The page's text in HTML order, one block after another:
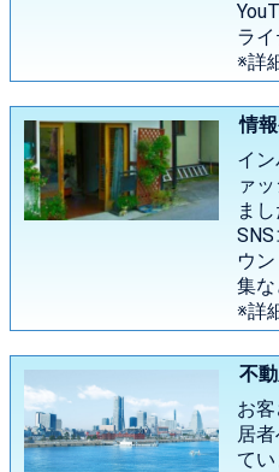
ラ
※詳
情
イ
ァ
まし
ウ
集
※詳
不
お
居
て